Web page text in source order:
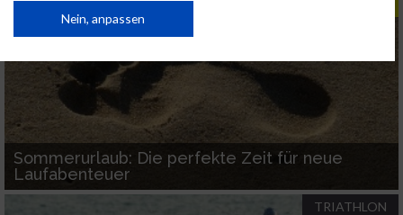
Sommerurlaub: Die perfekte Zeit für neue
Laufabenteuer
TRIATHLON
von Inhalten.
Daten können außerhalb der Europäischen Union weitergegeben und in die
Website/App.
Partnerliste anzeigen (1 IAB-Anbieter)
Wir nutzen Ihre Daten für folgende Zwecke:
IAB-Verarbeitungszwecke:
Speichern von oder Zugriff auf Informationen
auf einem Endgerät
Nein, anpassen